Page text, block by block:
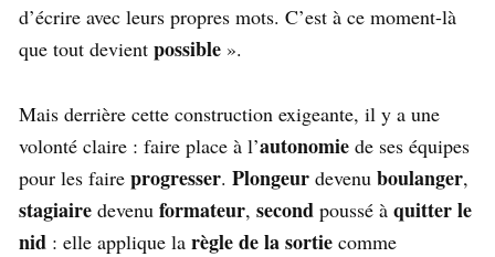
d’écrire avec leurs propres mots. C’est à ce moment-là
que tout devient possible ».
Mais derrière cette construction exigeante, il y a une
volonté claire : faire place à l’autonomie de ses équipes
pour les faire progresser. Plongeur devenu boulanger,
stagiaire devenu formateur, second poussé à quitter le
nid : elle applique la règle de la sortie comme